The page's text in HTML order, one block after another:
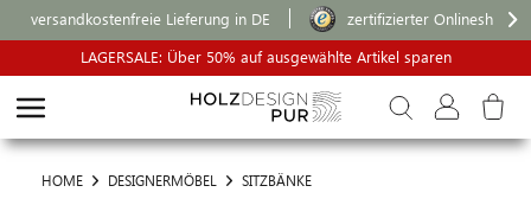
versandkostenfreie Lieferung in DE
zertifizierter Onlineshop
LAGERSALE: Über 50% auf ausgewählte Artikel sparen
HOME DESIGNERMÖBEL SITZBÄNKE